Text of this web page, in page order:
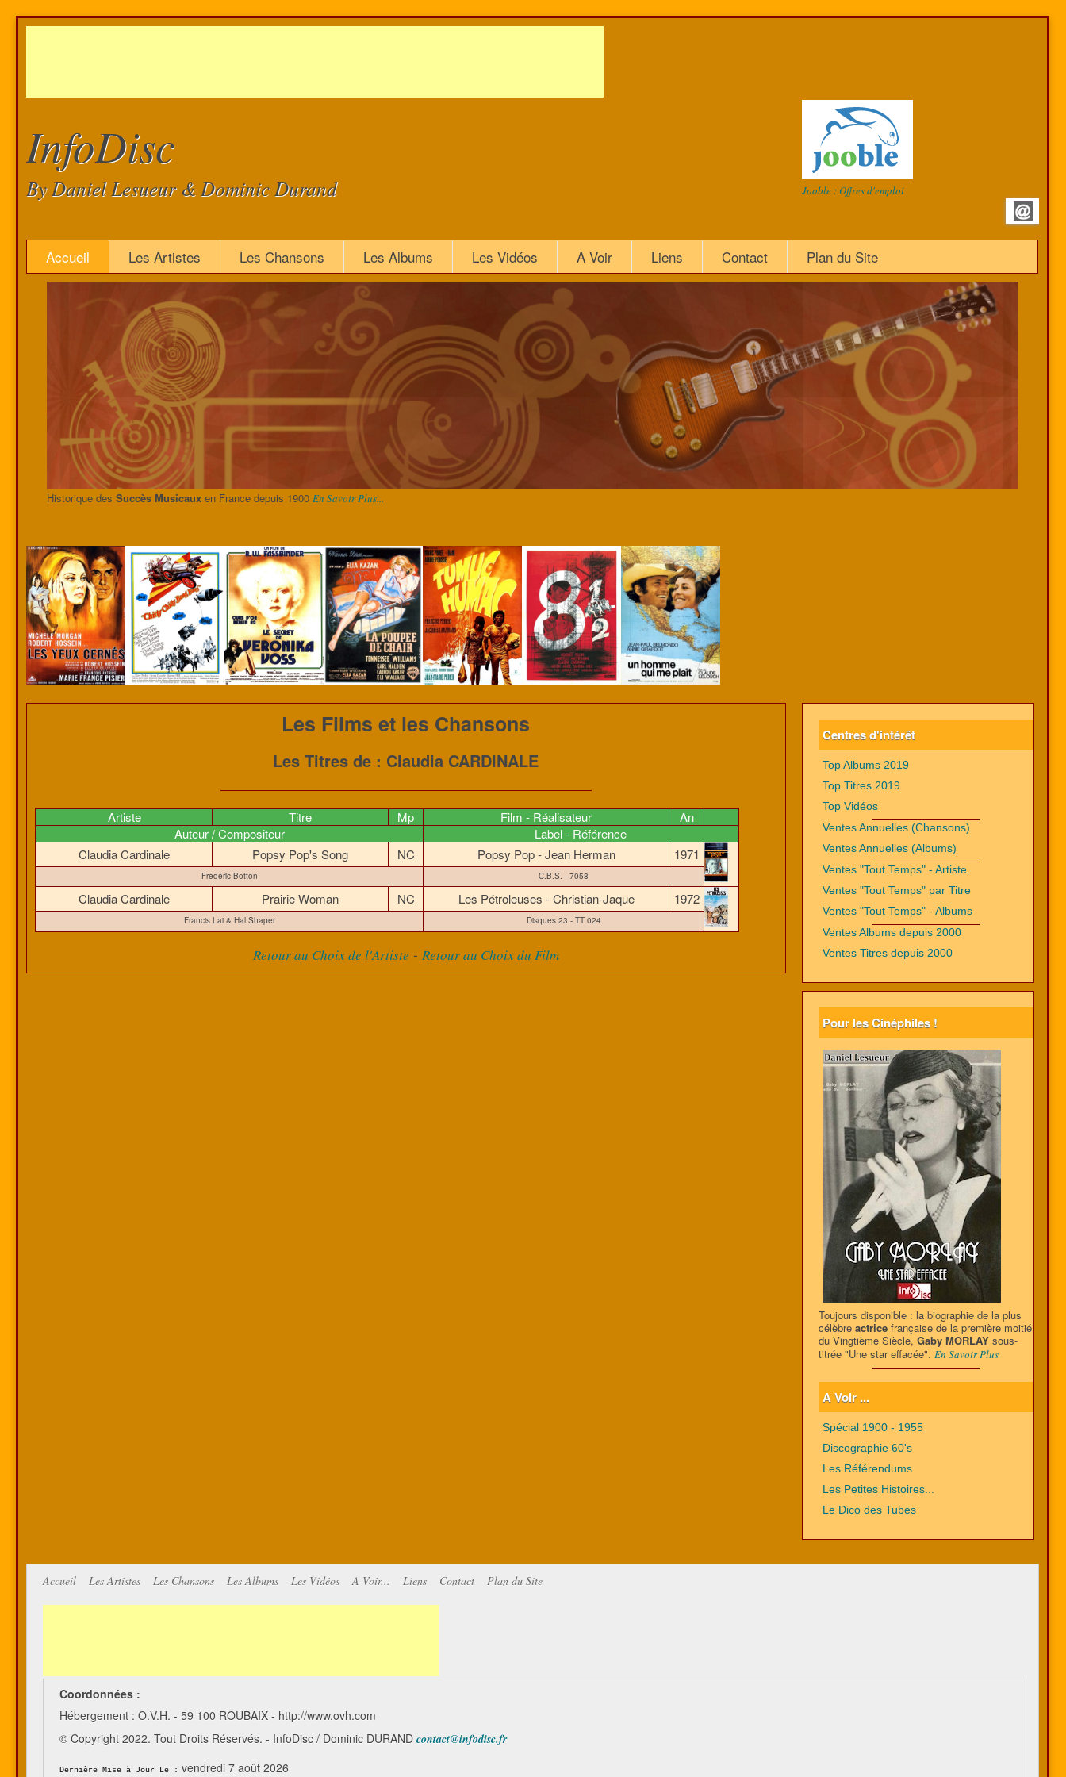
InfoDisc
By Daniel Lesueur & Dominic Durand Jooble : Offres d'emploi
Accueil Les Artistes Les Chansons Les Albums Les Vidéos A Voir Liens Contact Plan du Site
Historique des Succès Musicauxen France depuis 1900 En Savoir Plus...
Les Films et les Chansons
Les Titres de : Claudia CARDINALE
Artiste Titre Mp Film - Réalisateur
An
Auteur / Compositeur
Label - Référence
Claudia Cardinale
Popsy Pop's Song NC Popsy Pop - Jean Herman 1971
Frédéric Botton C.B.S. - 7058
Claudia Cardinale Prairie Woman NC Les Pétroleuses - Christian-Jaque 1972
Francis Lai & Hal Shaper Disques 23 - TT 024
Retour au Choix de l'Artiste - Retour au Choix du Film
Centres d'intérêt
Top Albums 2019
Top Titres 2019
Top Vidéos
Ventes Annuelles (Chansons)
Ventes Annuelles (Albums)
Ventes "Tout Temps" - Artiste
Ventes "Tout Temps" par Titre
Ventes "Tout Temps" - Albums
Ventes Albums depuis 2000
Ventes Titres depuis 2000
Pour les Cinéphiles !
Toujours disponible : la biographie de la plus
célèbre actricefrançaise de la première moitié
du Vingtième Siècle, Gaby MORLAYsous-
titrée "Une star effacée". En Savoir Plus
A Voir ...
Spécial 1900 - 1955
Discographie 60's
Les Référendums
Les Petites Histoires...
Le Dico des Tubes
Accueil Les Artistes Les Chansons Les Albums Les Vidéos A Voir... Liens Contact Plan du Site
Coordonnées :
Hébergement : O.V.H. - 59 100 ROUBAIX - http://www.ovh.com
© Copyright 2022. Tout Droits Réservés. - InfoDisc / Dominic DURAND contact@infodisc.fr
Dernière Mise à Jour Le : vendredi 7 août 2026